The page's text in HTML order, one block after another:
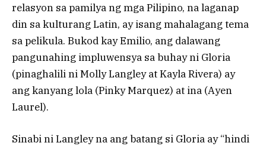
relasyon sa pamilya ng mga Pilipino, na laganap
din sa kulturang Latin, ay isang mahalagang tema
sa pelikula. Bukod kay Emilio, ang dalawang
pangunahing impluwensya sa buhay ni Gloria
(pinaghalili ni Molly Langley at Kayla Rivera) ay
ang kanyang lola (Pinky Marquez) at ina (Ayen
Laurel).
Sinabi ni Langley na ang batang si Gloria ay “hindi